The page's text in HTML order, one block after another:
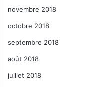
novembre 2018
octobre 2018
septembre 2018
août 2018
juillet 2018